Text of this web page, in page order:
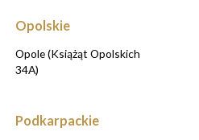
Opolskie
Opole (Książąt Opolskich
34A)
Podkarpackie